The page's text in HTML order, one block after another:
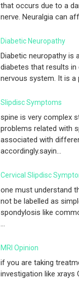
that occurs due to a
nerve. Neuralgia can
Diabetic Neuropathy
Diabetic neuropathy is
diabetes that results in
nervous system. It is a
Slipdisc Symptoms
spine is very complex
problems related with
associated with
accordingly.sayin...
Cervical Slipdisc
one must understand
not be labelled as
spondylosis like
...
MRI Opinion
if you are taking
investigation like xrays